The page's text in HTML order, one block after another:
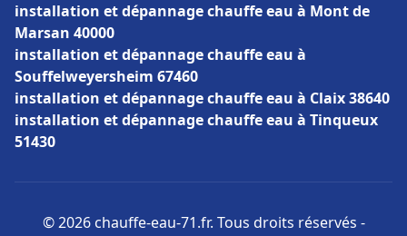
installation et dépannage chauffe eau à Mont de
Marsan 40000
installation et dépannage chauffe eau à
Souffelweyersheim 67460
installation et dépannage chauffe eau à Claix 38640
installation et dépannage chauffe eau à Tinqueux
51430
© 2026 chauffe-eau-71.fr. Tous droits réservés -